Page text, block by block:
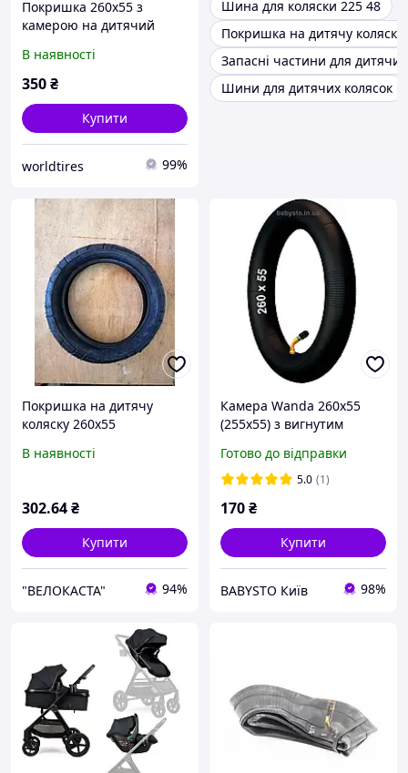
Покришка 260х55 з
камерою на дитячий
В наявності
350₴
Купити
worldtires 99%
Шина для коляски 225 48
Покришка на дитячу коляску
Запасні частини для
Шини для дитячих колясок
Покришка на дитячу
коляску 260х55
В наявності
302.64₴
Купити
"ВЕЛОКАСТА" 94%
Камера Wanda 260х55
(255х55) з вигнутим
дитячого велосипеда
Готово до відправки
5.0 (1)
170₴
Купити
BABYSTO Київ 98%